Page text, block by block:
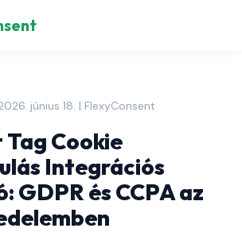
június 18. | FlexyConsent
Cookie
Integrációs
GDPR és CCPA az